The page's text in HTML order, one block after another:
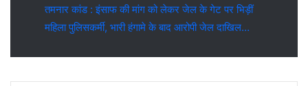
तमनार कांड : इंसाफ की मांग को लेकर जेल के गेट पर भिड़ीं
महिला पुलिसकर्मी, भारी हंगामे के बाद आरोपी जेल दाखिल…